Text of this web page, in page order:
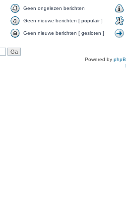
Geen ongelezen berichten
Geen nieuwe berichten [ populair ]
Geen nieuwe berichten [ gesloten ]
Powered by